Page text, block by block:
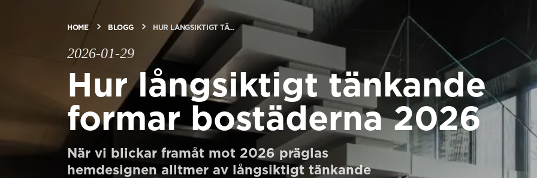
Beställ ett Digitalt HomeKit
Kontakta oss
HOME BLOGG HUR LÅNGSIKTIGT TÄ...
2026-01-29
Hur långsiktigt tänkande
formar bostäderna 2026
När vi blickar framåt mot 2026 präglas
hemdesignen alltmer av långsiktigt tänkande